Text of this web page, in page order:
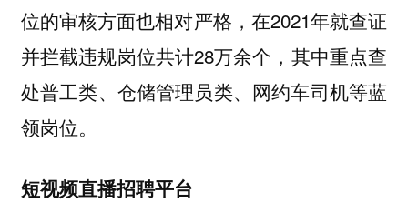
位的审核方面也相对严格，在2021年就查证
并拦截违规岗位共计28万余个，其中重点查
处普工类、仓储管理员类、网约车司机等蓝
领岗位。
短视频直播招聘平台